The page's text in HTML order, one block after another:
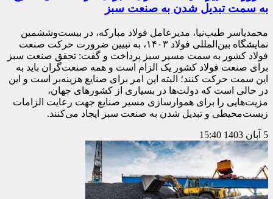
به سمت تبدیل شدن به صنعت سبز
محمدیاسر طیب‌نیا، مدیرعامل فولاد مبارکه، در بیست‌و‌ششمین
نمایشگاه بین‌المللی فولاد ۱۴۰۳، به تبیین ضرورت حرکت صنعت
فولاد کشور به سمت مسیر سبز پرداخت و گفت: تحقق صنعت سبز
برای صنعت فولاد کشور یک الزام است و همه صنعت‌گران باید به
این سمت حرکت کنند؛ البته این امر برای صنایع هزینه‌بر است و این
در حالی است که دولت‌ها در بسیاری از کشورهای جهان،
مزیت‌هایی را برای هموارسازی مسیر صنایع جهت رعایت الزامات
زیست‌محیطی و تبدیل شدن به صنعت سبز ایجاد می‌کنند.
5 آبان 1403 15:40